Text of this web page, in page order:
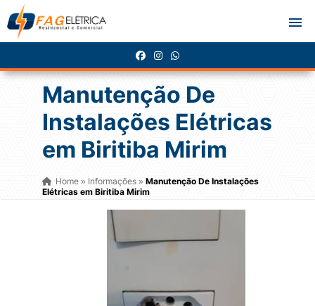
Manutenção De
Instalações Elétricas
em Biritiba Mirim
Home» Informações » Manutenção De Instalações
Elétricas em Biritiba Mirim